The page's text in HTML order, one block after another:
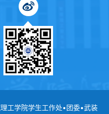
工学院学生工作处•团委•武装